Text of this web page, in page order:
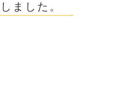
ました。